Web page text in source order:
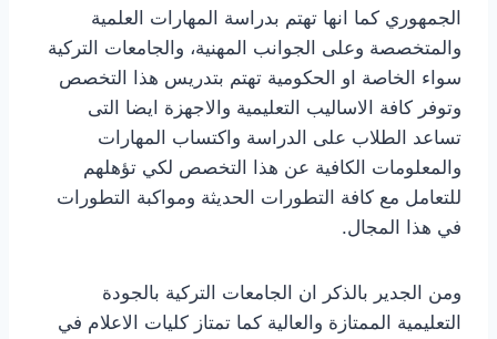
الجمهوري كما انها تهتم بدراسة المهارات العلمية
والمتخصصة وعلى الجوانب المهنية، والجامعات التركية
سواء الخاصة او الحكومية تهتم بتدريس هذا التخصص
وتوفر كافة الاساليب التعليمية والاجهزة ايضا التى
تساعد الطلاب على الدراسة واكتساب المهارات
والمعلومات الكافية عن هذا التخصص لكي تؤهلهم
للتعامل مع كافة التطورات الحديثة ومواكبة التطورات
في هذا المجال.
ومن الجدير بالذكر ان الجامعات التركية بالجودة
التعليمية الممتازة والعالية كما تمتاز كليات الاعلام في